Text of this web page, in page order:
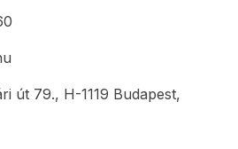
út 79., H-1119 Budapest,